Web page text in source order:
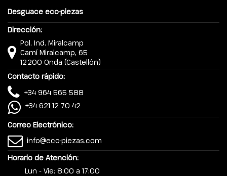
Desguace eco-piezas
Dirección:
Pol. Ind. Miralcamp
Camí Miralcamp, 65
12200 Onda (Castellón)
Contacto rápido:
+34 964 565 588
+34 621 12 70 42
Correo Electrónico:
info@eco-piezas.com
Horario de Atención:
Lun - Vie: 8:00 a 17:00